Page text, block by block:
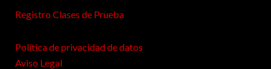
Registro Clases de Prueba
Política de privacidad de datos
Aviso Legal